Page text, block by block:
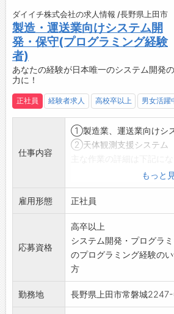
ダイイチ株式会社の求人情報 /長野県上田市
製造・運送業向けシステム開
発・保守(プログラミング経験
者)
あなたの経験が日本唯一のシステム開発の
力に！
正社員 経験者求人 高校卒以上 男女活躍
仕事内容
①製造業、運送業向けシ
②天体観測支援システム
・C言語でのPicマイコン
・Microsoft Visual Studio
・JAVA
・PHP
・データベース（SQL）
■電子回路設計
・実装設計
・基本設計
・論理設計
もっと
雇用形態 正社員
応募資格
高卒以上
システム開発・プログラ
のプログラミング経験の
方
勤務地 長野県上田市常磐城